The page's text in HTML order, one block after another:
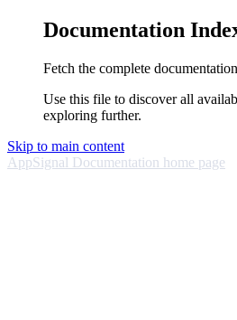
Documentation
Fetch the complete
Use this file to discover all
exploring further.
Skip to main content
AppSignal Documentation home page